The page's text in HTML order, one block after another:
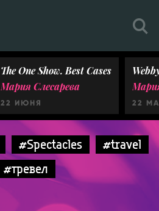
The One Show. Best Cases
Мария Слесарева
22 ИЮНЯ 22
#Spectacles
#travel
#тревел